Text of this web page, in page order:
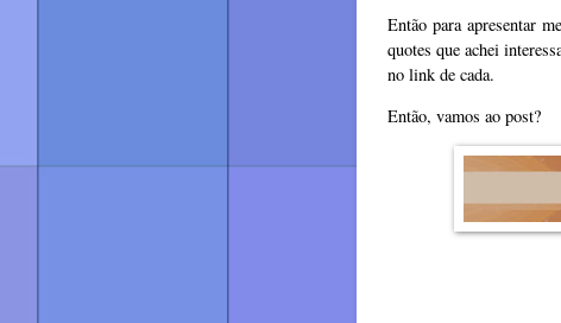
Então para apresentar
quotes que achei
no link de cada.
Então, vamos ao post?